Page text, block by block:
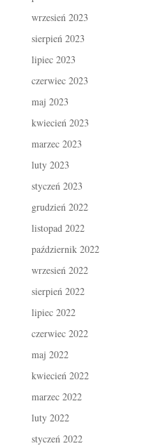
wrzesień 2023
sierpień 2023
lipiec 2023
czerwiec 2023
maj 2023
kwiecień 2023
marzec 2023
luty 2023
styczeń 2023
grudzień 2022
listopad 2022
październik 2022
wrzesień 2022
sierpień 2022
lipiec 2022
czerwiec 2022
maj 2022
kwiecień 2022
marzec 2022
luty 2022
styczeń 2022